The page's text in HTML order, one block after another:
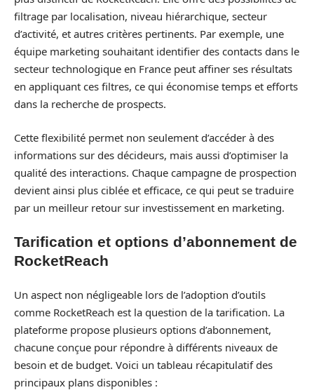
filtrage par localisation, niveau hiérarchique, secteur
d’activité, et autres critères pertinents. Par exemple, une
équipe marketing souhaitant identifier des contacts dans le
secteur technologique en France peut affiner ses résultats
en appliquant ces filtres, ce qui économise temps et efforts
dans la recherche de prospects.
Cette flexibilité permet non seulement d’accéder à des
informations sur des décideurs, mais aussi d’optimiser la
qualité des interactions. Chaque campagne de prospection
devient ainsi plus ciblée et efficace, ce qui peut se traduire
par un meilleur retour sur investissement en marketing.
Tarification et options d’abonnement de
RocketReach
Un aspect non négligeable lors de l’adoption d’outils
comme RocketReach est la question de la tarification. La
plateforme propose plusieurs options d’abonnement,
chacune conçue pour répondre à différents niveaux de
besoin et de budget. Voici un tableau récapitulatif des
principaux plans disponibles :